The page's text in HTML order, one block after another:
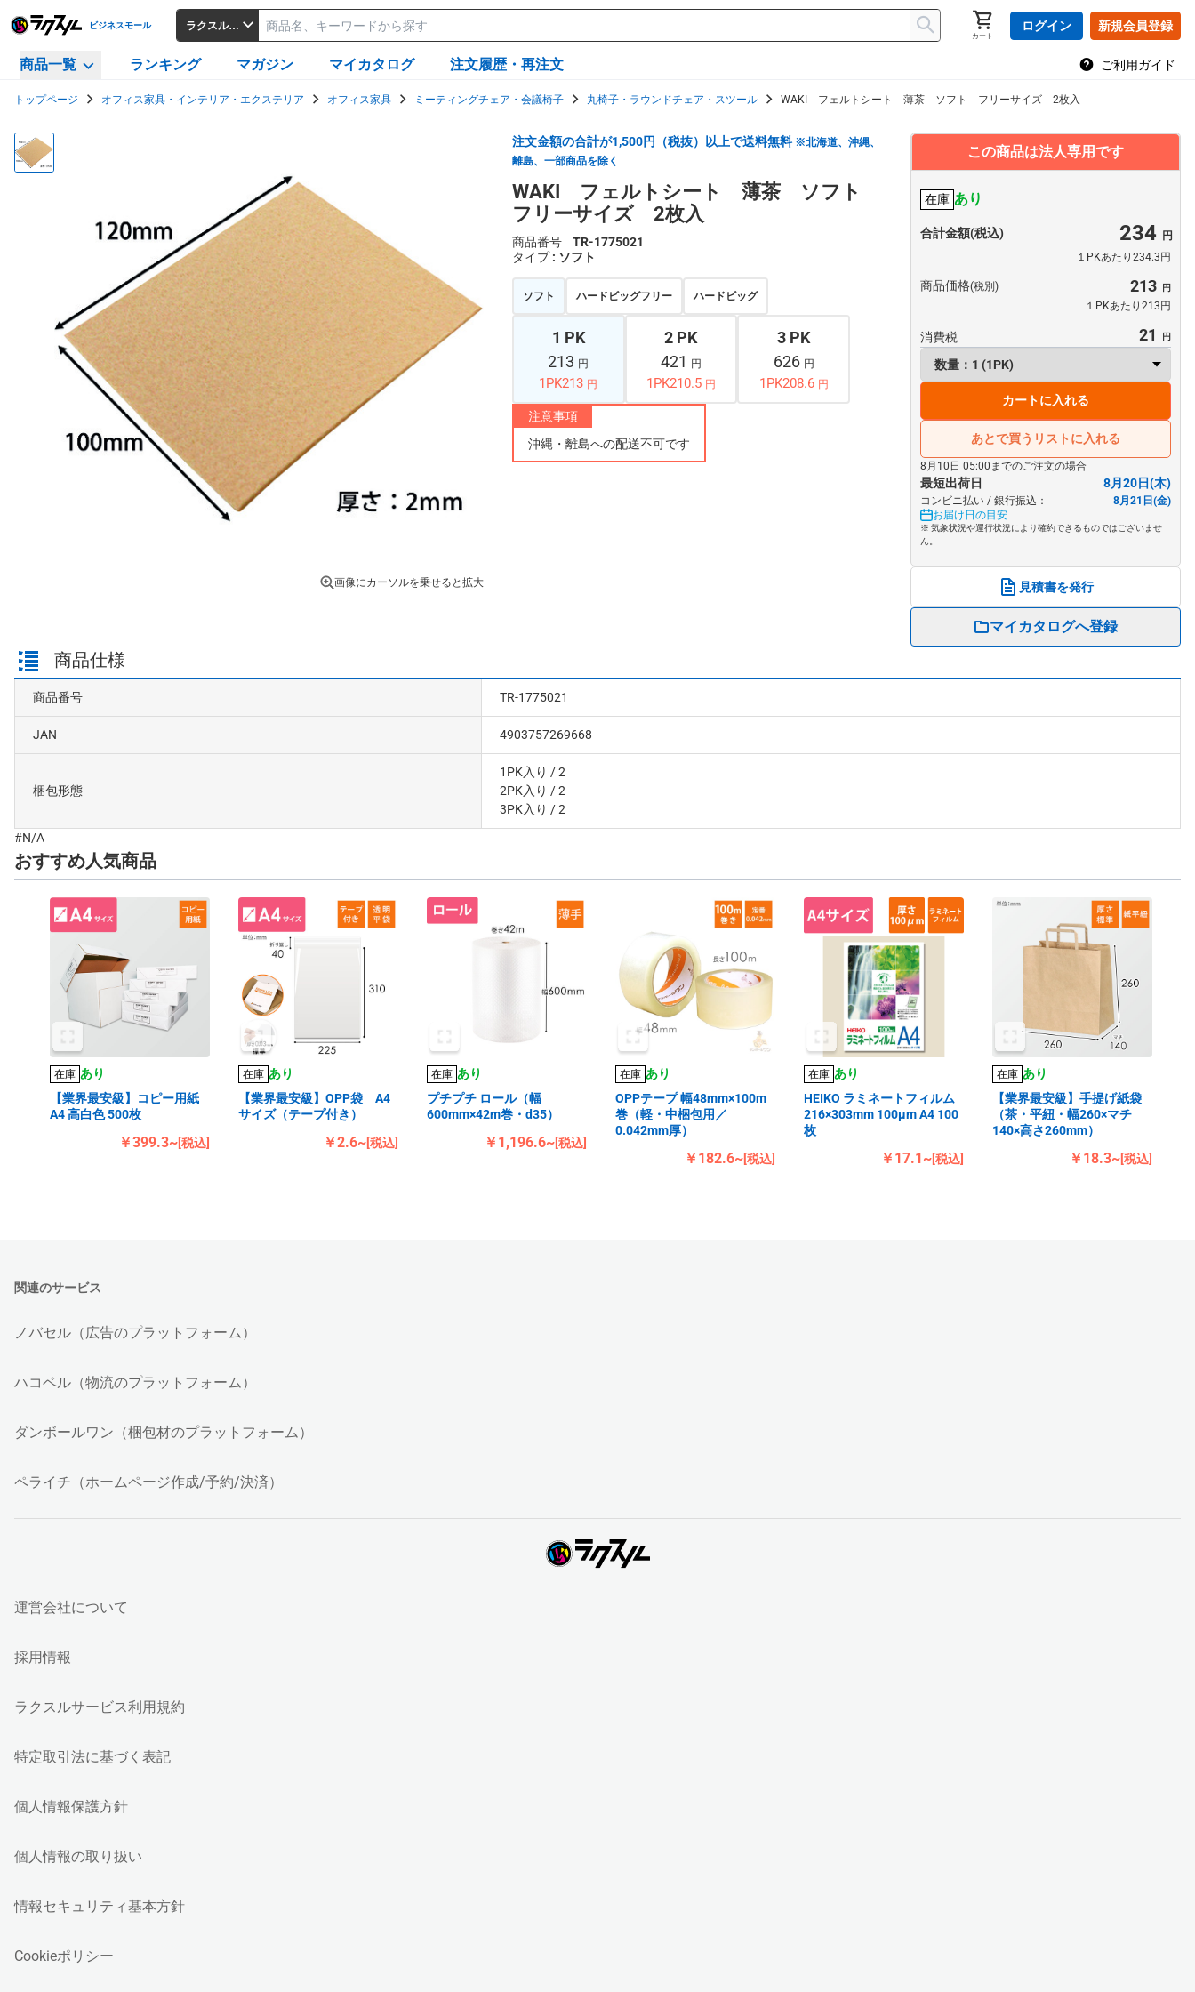
ビジネスモール ラクスルビジネスモール
カート
ログイン 新規会員登録
商品一覧 ランキング マガジン マイカタログ 注文履歴・再注文 ご利用ガイド
トップページ オフィス家具・インテリア・エクステリア オフィス家具 ミーティングチェア・会議椅子 丸椅子・ラウンドチェア・スツール WAKI フェルトシート 薄茶 ソフト フリーサイズ 2枚入
画像にカーソルを乗せると拡大
注文金額の合計が1,500円（税抜）以上で送料無料 ※北海道、沖縄、
離島、一部商品を除く
WAKI フェルトシート 薄茶 ソフト
フリーサイズ 2枚入
商品番号
TR-1775021
タイプ: ソフト
ソフト ハードビッグフリー ハードビッグ
1 PK
213 円
1PK213 円
2 PK
421
円
1PK210.5 円
3 PK
626 円
1PK208.6 円
注意事項
沖縄・離島への配送不可です
この商品は法人専用です
在庫 あり
合計金額(税込) 234
１PKあたり234.3円
商品価格(税別) 213
１PKあたり213円
消費税 21
カートに入れる
あとで買うリストに入れる
8月10日 05:00までのご注文の場合
最短出荷日 8月20日(木)
コンビニ払い / 銀行振込：
8月21日(金)
お届け日の目安
※ 気象状況や運行状況により確約できるものではございませ
ん。
見積書を発行
マイカタログへ登録
商品仕様
商品番号 TR-1775021
JAN 4903757269668
梱包形態
1PK入り / 2
2PK入り / 2
3PK入り / 2
#N/A
おすすめ人気商品
在庫 あり
【業界最安級】コピー用紙
A4 高白色 500枚
￥399.3~[税込]
在庫 あり
【業界最安級】OPP袋 A4
サイズ（テープ付き）
￥2.6~[税込]
在庫 あり
プチプチ ロール（幅
600mm×42m巻・d35）
￥1,196.6~[税込]
在庫 あり
OPPテープ 幅48mm×100m
巻（軽・中梱包用／
0.042mm厚）
￥182.6~[税込]
在庫 あり
HEIKO ラミネートフィルム
216×303mm 100μm A4 100
枚
￥17.1~[税込]
在庫 あり
【業界最安級】手提げ紙袋
（茶・平紐・幅260×マチ
140×高さ260mm）
￥18.3~[税込]
関連のサービス
ノバセル（広告のプラットフォーム）
ハコベル（物流のプラットフォーム）
ダンボールワン（梱包材のプラットフォーム）
ペライチ（ホームページ作成/予約/決済）
運営会社について
採用情報
ラクスルサービス利用規約
特定取引法に基づく表記
個人情報保護方針
個人情報の取り扱い
情報セキュリティ基本方針
Cookieポリシー